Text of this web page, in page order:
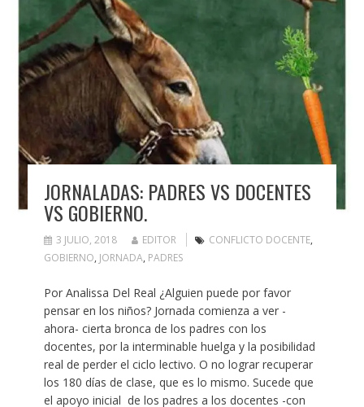
JORNALADAS: PADRES VS DOCENTES
VS GOBIERNO.
3 JULIO, 2018 EDITOR CONFLICTO DOCENTE,
GOBIERNO, JORNADA, PADRES
Por Analissa Del Real ¿Alguien puede por favor
pensar en los niños? Jornada comienza a ver -
ahora- cierta bronca de los padres con los
docentes, por la interminable huelga y la posibilidad
real de perder el ciclo lectivo. O no lograr recuperar
los 180 días de clase, que es lo mismo. Sucede que
el apoyo inicial de los padres a los docentes -con